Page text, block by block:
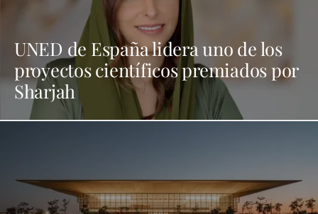
UNED de España lidera uno de los
proyectos científicos premiados por
Sharjah